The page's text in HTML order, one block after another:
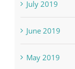
July 2019
June 2019
May 2019